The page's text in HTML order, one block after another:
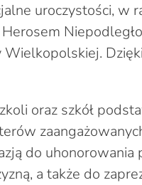
uroczystości, w
oraz szkół
do
a także do